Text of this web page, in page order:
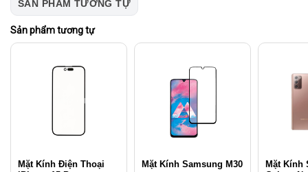
SẢN PHẨM TƯƠNG TỰ
Sản phẩm tương tự
Mặt Kính Điện Thoại
Mặt Kính Samsung M30
Mặt Kính